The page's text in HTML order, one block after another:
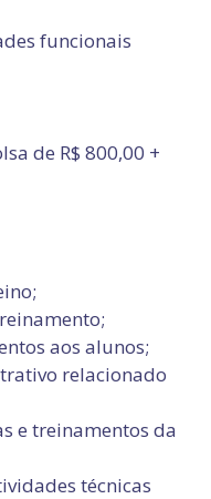
funcionais
de R$ 800,00 +
aos alunos;
relacionado
e treinamentos da
técnicas